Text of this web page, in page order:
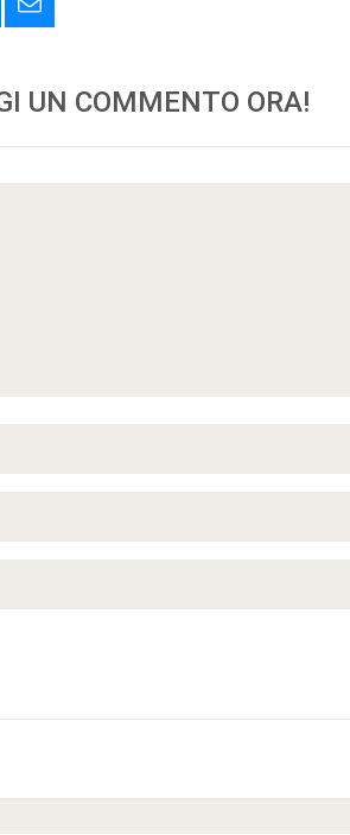
UN COMMENTO ORA!